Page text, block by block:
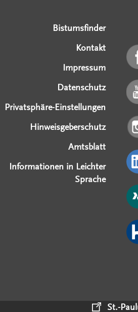
Bistumsfinder
Kontakt
Impressum
Datenschutz
Privatsphäre-Einstellungen
Hinweisgeberschutz
Amtsblatt
Informationen in Leichter
Sprache
St.-